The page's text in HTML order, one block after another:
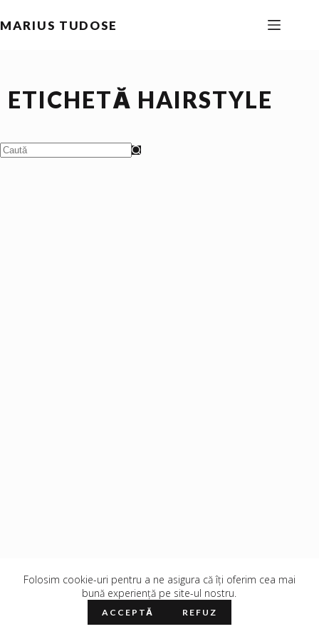
la
Folosim cookie-uri pentru a ne asigura că îți oferim cea mai
bună experiență pe site-ul nostru.
ACCEPTĂ REFUZ
MARIUS TUDOSE
ETICHETĂ HAIRSTYLE
Copyright © 2026 -Marius Tudose